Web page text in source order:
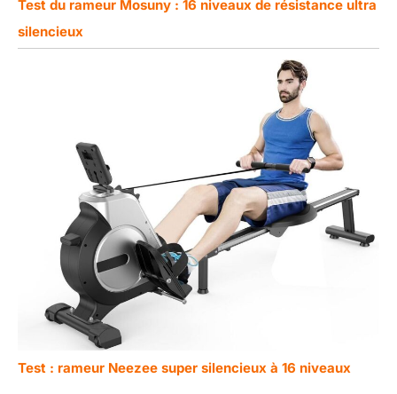
Test du rameur Mosuny : 16 niveaux de résistance ultra
silencieux
Test : rameur Neezee super silencieux à 16 niveaux